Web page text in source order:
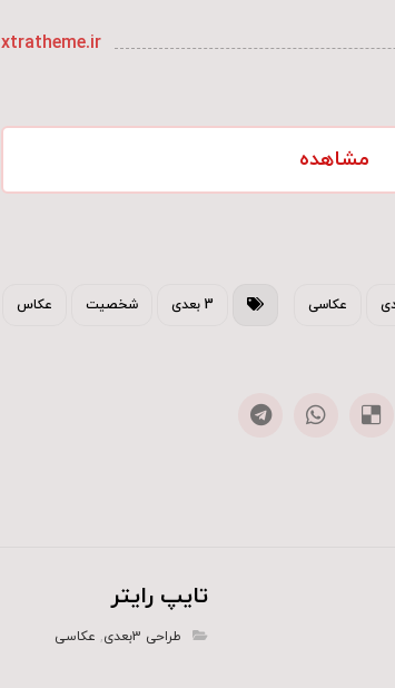
xtratheme.ir
مشاهده
عکاسی 3 بعدی شخصیت عکاس
تایپ رایتر
طراحی 3بعدی , عکاسی